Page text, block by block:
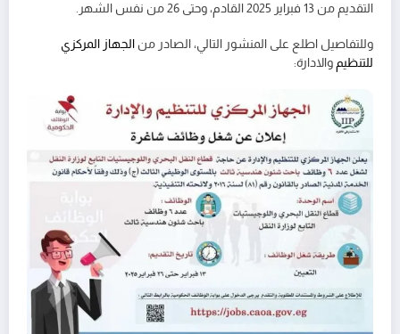
التقديم من 13 فبراير 2025 القادم، وحتى 26 من نفس الشهر.
وللتفاصيل اطلع على المنشور التالي، الصادر من الجهاز المركزي
للتنظيم والادارة: